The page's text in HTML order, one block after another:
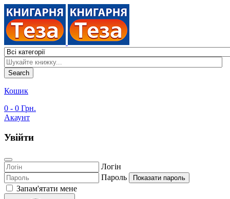
Search
Кошик
0 - 0 Грн.
Акаунт
Увійти
Логін
Пароль
Показати пароль
Запам'ятати мене